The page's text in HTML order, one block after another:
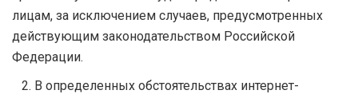
лицам, за исключением случаев, предусмотренных
действующим законодательством Российской
Федерации.
2. В определенных обстоятельствах интернет-